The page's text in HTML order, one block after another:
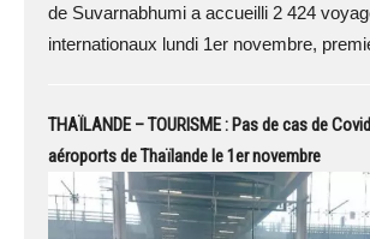
de Suvarnabhumi a accueilli 2 424
internationaux lundi 1er novembre,
THAÏLANDE – TOURISME : Pas de cas de
aéroports de Thaïlande le 1er novembre